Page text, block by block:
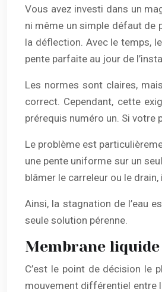
Vous avez investi dans un
ni même un simple défaut de
la déflection. Avec le temps,
pente parfaite au jour de
Les normes sont claires,
correct. Cependant, cette
prérequis numéro un. Si votre
Le problème est
une pente uniforme sur un
blâmer le carreleur ou le
Ainsi, la stagnation de l’eau
seule solution pérenne.
Membrane
C’est le point de décision le
mouvement différentiel entre